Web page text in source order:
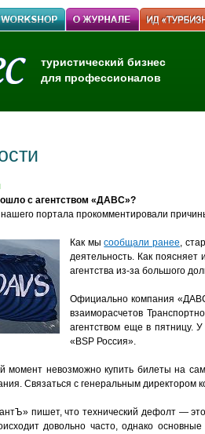
туристический бизнес
для профессионалов
с агентством «ДАВС»?
портала прокомментировали
Как мысообщали ранее,
деятельность. Как
агентства из-за большого
Официально компания
взаиморасчетов
агентством еще в пятницу.
«BSP Россия».
момент невозможно купить билеты на
Связаться с генеральным
пишет, что технический дефолт —
довольно часто, однако